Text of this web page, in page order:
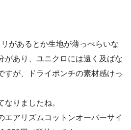
があるとか生地が薄っぺらいな
があり、ユニクロには遠く及ばな
すが、ドライポンチの素材感けっ
なりましたね。
エアリズムコットンオーバーサイ